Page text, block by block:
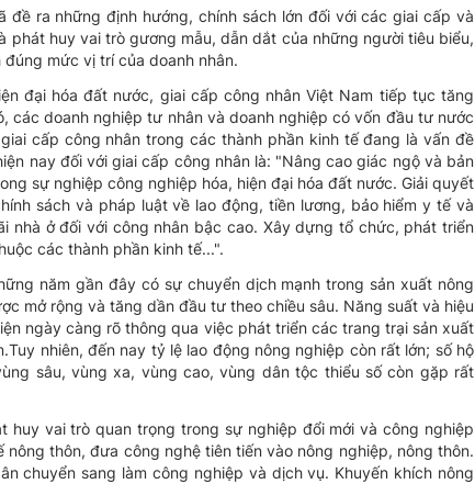
ra những định hướng, chính sách lớn đối với các giai cấp và
huy vai trò gương mẫu, dẫn dắt của những người tiêu biểu,
mức vị trí của doanh nhân.
đại hóa đất nước, giai cấp công nhân Việt Nam tiếp tục tăng
doanh nghiệp tư nhân và doanh nghiệp có vốn đầu tư nước
cấp công nhân trong các thành phần kinh tế đang là vấn đề
nay đối với giai cấp công nhân là: "Nâng cao giác ngộ và bản
sự nghiệp công nghiệp hóa, hiện đại hóa đất nước. Giải quyết
sách và pháp luật về lao động, tiền lương, bảo hiểm y tế và
nhà ở đối với công nhân bậc cao. Xây dựng tổ chức, phát triển
các thành phần kinh tế...".
năm gần đây có sự chuyển dịch mạnh trong sản xuất nông
mở rộng và tăng dần đầu tư theo chiều sâu. Năng suất và hiệu
ngày càng rõ thông qua việc phát triển các trang trại sản xuất
nhiên, đến nay tỷ lệ lao động nông nghiệp còn rất lớn; số hộ
sâu, vùng xa, vùng cao, vùng dân tộc thiểu số còn gặp rất
vai trò quan trọng trong sự nghiệp đổi mới và công nghiệp
thôn, đưa công nghệ tiên tiến vào nông nghiệp, nông thôn.
chuyển sang làm công nghiệp và dịch vụ. Khuyến khích nông